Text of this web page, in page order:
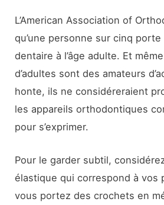
L’American Association of
qu’une personne sur cinq porte
dentaire à l’âge adulte. Et
d’adultes sont des amateurs
honte, ils ne considéreraient
les appareils orthodontiques
pour s’exprimer.
Pour le garder subtil,
élastique qui correspond à vos
vous portez des crochets en